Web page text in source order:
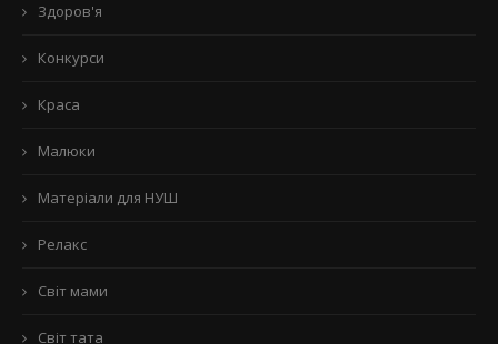
Здоров'я
Конкурси
Краса
Малюки
Матеріали для НУШ
Релакс
Світ мами
Світ тата